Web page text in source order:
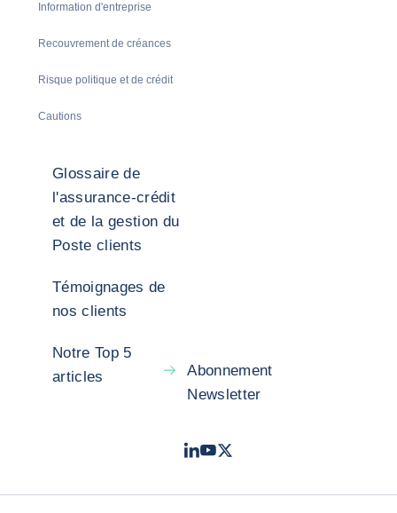
Information d'entreprise
Recouvrement de créances
Risque politique et de crédit
Cautions
Glossaire de
l'assurance-crédit
et de la gestion du
Poste clients
Témoignages de
nos clients
Notre Top 5
articles
Abonnement
Newsletter
LinkedIn
Youtube
X - Twitter